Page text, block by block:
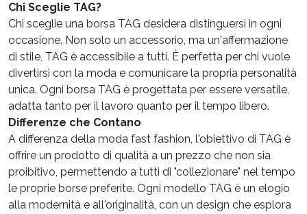
Chi Sceglie TAG?
Chi sceglie una borsa TAG desidera distinguersi in ogni
occasione. Non solo un accessorio, ma un'affermazione
di stile, TAG è accessibile a tutti. È perfetta per chi vuole
divertirsi con la moda e comunicare la propria personalità
unica. Ogni borsa TAG è progettata per essere versatile,
adatta tanto per il lavoro quanto per il tempo libero.
Differenze che Contano
A differenza della moda fast fashion, l'obiettivo di TAG è
offrire un prodotto di qualità a un prezzo che non sia
proibitivo, permettendo a tutti di "collezionare" nel tempo
le proprie borse preferite. Ogni modello TAG è un elogio
alla modernità e all'originalità, con un design che esplora